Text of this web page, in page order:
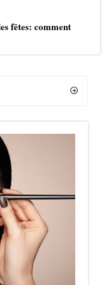
fêtes: comment